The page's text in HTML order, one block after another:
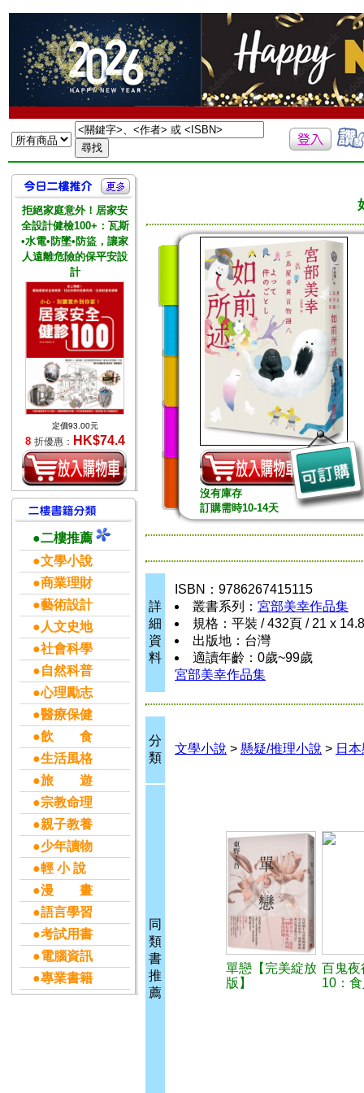
拒絕家庭意外！居家安
全設計健檢100+：瓦斯
•水電•防墜•防盜，讓家
人遠離危險的保平安設
計
定價93.00元
8 折優惠： HK$74.4
●二樓推薦
●文學小說
●商業理財
●藝術設計
●人文史地
●社會科學
●自然科普
●心理勵志
●醫療保健
●飲 食
●生活風格
●旅 遊
●宗教命理
●親子教養
●少年讀物
●輕 小 說
●漫 畫
●語言學習
●考試用書
●電腦資訊
●專業書籍
沒有庫存
訂購需時10-14天
詳
細
資
料
ISBN：9786267415115
叢書系列： 宮部美幸作品集
規格：平裝 / 432頁 / 21 x
出版地：台灣
適讀年齡：0歲~99歲
宮部美幸作品集
分
類
文學小說 > 懸疑/推理小說 > 日
同
類
書
推
薦
單戀【完美綻放
版】
百鬼夜
10：